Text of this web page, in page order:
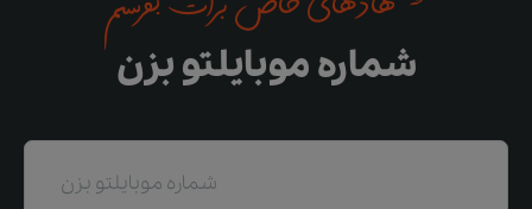
شماره موبایلتو بزن